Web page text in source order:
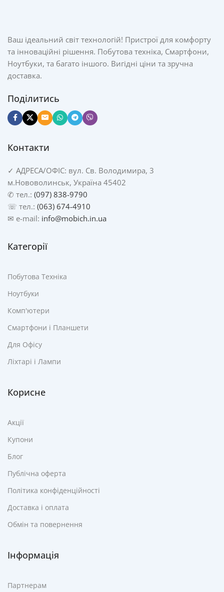
Ваш ідеальний світ технологій! Пристрої для комфорту
та інноваційні рішення. Побутова техніка, Смартфони,
Ноутбуки, та багато іншого. Вигідні ціни та зручна
доставка.
Поділитись
Контакти
✓ АДРЕСА/ОФІС: вул. Св. Володимира, 3
м.Нововолинськ, Україна 45402
✆ тел.: (097) 838-9790
☏ тел.: (063) 674-4910
✉ e-mail: info@mobich.in.ua
Категорії
Побутова Техніка
Ноутбуки
Комп'ютери
Смартфони і Планшети
Для Офісу
Ліхтарі і Лампи
Корисне
Акції
Купони
Блог
Публічна оферта
Політика конфіденційності
Доставка і оплата
Обмін та повернення
Інформація
Партнерам